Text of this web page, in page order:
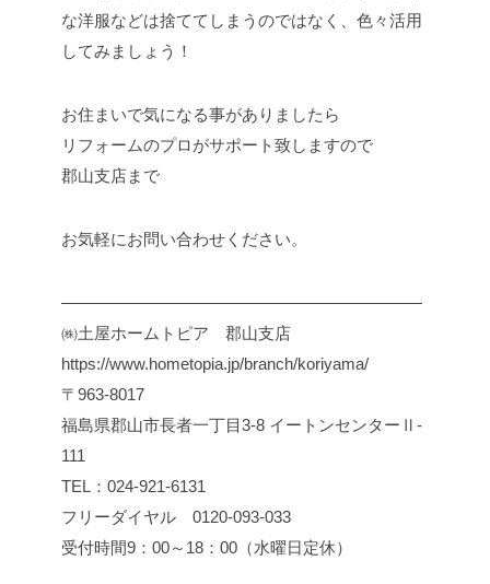
な洋服などは捨ててしまうのではなく、色々活用
してみましょう！
お住まいで気になる事がありましたら
リフォームのプロがサポート致しますので
郡山支店まで
お気軽にお問い合わせください。
――――――――――――――――――――――
㈱土屋ホームトピア 郡山支店
https://www.hometopia.jp/branch/koriyama/
〒963-8017
福島県郡山市長者一丁目3-8 イートンセンターⅡ-
111
TEL：024-921-6131
フリーダイヤル 0120-093-033
受付時間9：00～18：00（水曜日定休）